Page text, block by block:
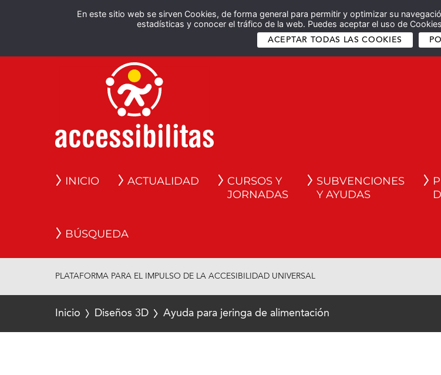
En este sitio web se sirven Cookies, de forma general para permitir y optimizar su
estadísticas y conocer el tráfico de la web. Puedes aceptar el uso de
ACEPTAR TODAS LAS COOKIES
INICIO ACTUALIDAD
CURSOS Y
JORNADAS
SUBVENCIONES
Y AYUDAS
BÚSQUEDA
PLATAFORMA PARA EL IMPULSO DE LA ACCESIBILIDAD UNIVERSAL
Inicio Diseños 3D Ayuda para jeringa de alimentación